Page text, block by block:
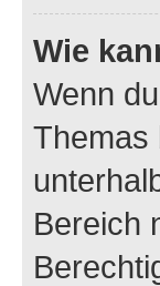
Wie
Wenn
Themas
Bereich